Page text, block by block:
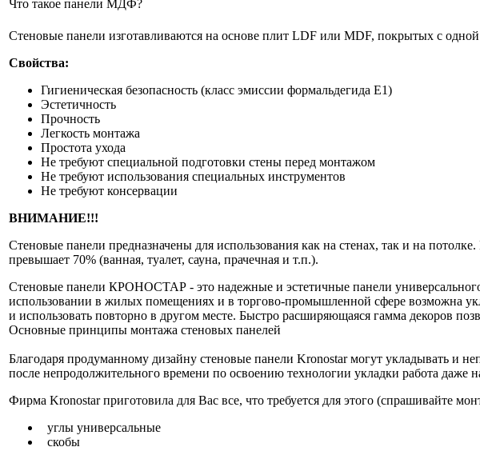
Что такое панели МДФ?
Стеновые панели изготавливаются на основе плит LDF или MDF, покрытых с
Свойства:
Гигиеническая безопасность (класс эмиссии формальдегида Е1)
Эстетичность
Прочность
Легкость монтажа
Простота ухода
Не требуют специальной подготовки стены перед монтажом
Не требуют использования специальных инструментов
Не требуют консервации
ВНИМАНИЕ!!!
Стеновые панели предназначены для использования как на стенах, так и на
превышает 70% (ванная, туалет, сауна, прачечная и т.п.).
Стеновые панели КРОНОСТАР - это надежные и эстетичные панели
использовании в жилых помещениях и в торгово-промышленной сфере возможна
и использовать повторно в другом месте. Быстро расширяющаяся гамма декоров
Основные принципы монтажа стеновых панелей
Благодаря продуманному дизайну стеновые панели Kronostar могут укладывать и
после непродолжительного времени по освоению технологии укладки работа даже
Фирма Kronostar приготовила для Вас все, что требуется для этого (спрашивайте
углы универсальные
скобы